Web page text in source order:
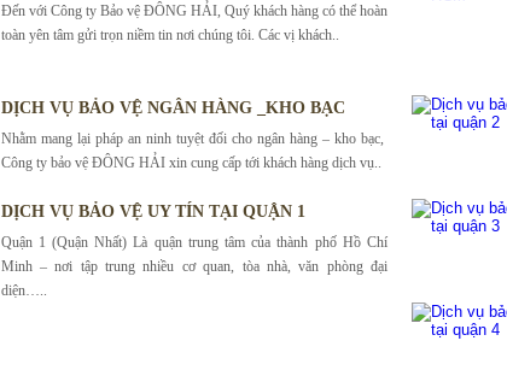
Đến với Công ty Bảo vệ ĐÔNG HẢI, Quý khách hàng có thể hoàn
toàn yên tâm gửi trọn niềm tin nơi chúng tôi. Các vị khách..
DỊCH VỤ BẢO VỆ NGÂN HÀNG _KHO BẠC
Nhằm mang lại pháp an ninh tuyệt đối cho ngân hàng – kho bạc,
Công ty bảo vệ ĐÔNG HẢI xin cung cấp tới khách hàng dịch vụ..
DỊCH VỤ BẢO VỆ UY TÍN TẠI QUẬN 1
Quận 1 (Quận Nhất) Là quận trung tâm của thành phố Hồ Chí
Minh – nơi tập trung nhiều cơ quan, tòa nhà, văn phòng đại
diện…..